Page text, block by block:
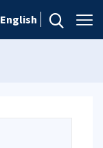
English